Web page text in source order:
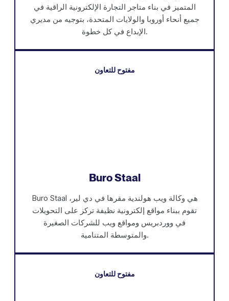
المتميز في بناء متاجر التجارة الإلكترونية الراقية في
جميع أنحاء أوروبا والولايات المتحدة، بتوجيه من مديري
الإبداع في كل خطوة.
مفتوح للتعاون
Buro Staal
Buro Staal هي وكالة ويب هولندية مقرها في دي لير،
تقوم ببناء مواقع إلكترونية نظيفة تركز على التحويلات
في ووردبريس ومواقع ويب للشركات الصغيرة
والمتوسطة المتنامية.
مفتوح للتعاون